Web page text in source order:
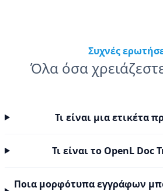
Συχνές
Όλα όσα
Τι είναι μια ετικέτα
Τι είναι το OpenL Doc
Ποια μορφότυπα εγγράφων